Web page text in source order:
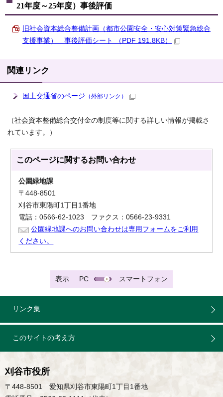
21年度～25年度）事後評価
旧社会資本総合整備計画（都市公園安全・安心対策緊急総合
支援事業） 事後評価シート （PDF 191.8KB）
関連リンク
国土交通省のページ （外部リンク）
（社会資本整備総合交付金の制度等に関する詳しい情報が掲載さ
れています。）
このページに関するお問い合わせ
公園緑地課
〒448-8501
刈谷市東陽町1丁目1番地
電話：0566-62-1023 ファクス：0566-23-9331
公園緑地課へのお問い合わせは専用フォームをご利用
ください。
表示 PC スマートフォン
リンク集
このサイトの考え方
刈谷市役所
〒448-8501 愛知県刈谷市東陽町1丁目1番地